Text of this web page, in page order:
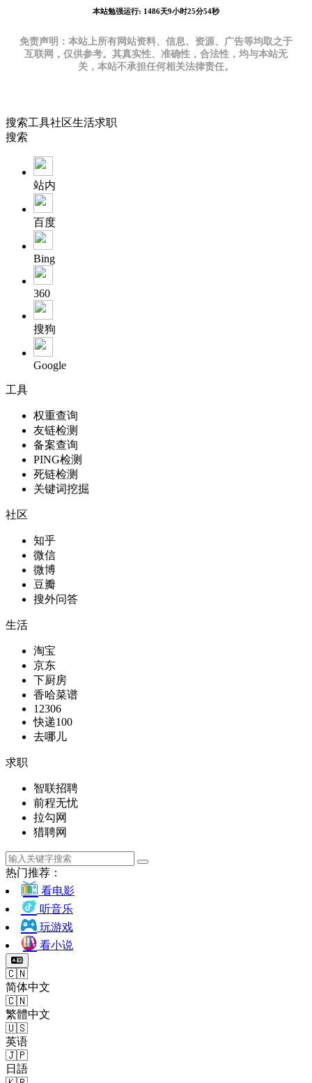
本站勉强运行: 1486天9小时25分55秒
免责声明：本站上所有网站资料、信息、资源、广告等均取之于
互联网，仅供参考。其真实性、准确性，合法性，均与本站无
关，本站不承担任何相关法律责任。
搜索工具社区生活求职
搜索
站内
百度
Bing
360
搜狗
Google
工具
权重查询
友链检测
备案查询
PING检测
死链检测
关键词挖掘
社区
知乎
微信
微博
豆瓣
搜外问答
生活
淘宝
京东
下厨房
香哈菜谱
12306
快递100
去哪儿
求职
智联招聘
前程无忧
拉勾网
猎聘网
热门推荐：
看电影
听音乐
玩游戏
看小说
🇨🇳
简体中文
🇨🇳
繁體中文
🇺🇸
英语
🇯🇵
日語